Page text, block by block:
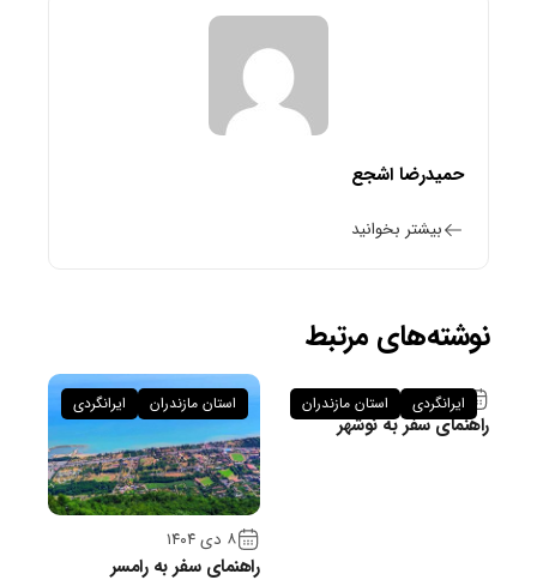
حمیدرضا اشجع
بیشتر بخوانید
نوشته‌های مرتبط
۲۶ فروردین ۱۴۰۵
راهنمای سفر به نوشهر
ایرانگردی استان مازندران
۸ دی ۱۴۰۴
راهنمای سفر به رامسر
استان مازندران ایرانگردی